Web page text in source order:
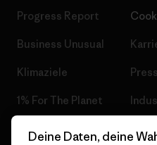
Progress Report
Business Unusual
Klimaziele
1% For The Planet
Deine Daten, deine